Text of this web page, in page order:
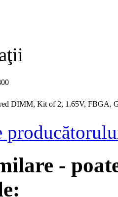
DIMM, Kit of 2, 1.65V, FBGA,
-